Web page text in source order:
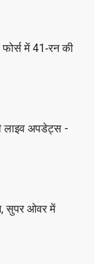
में 41‑रन की
लाइव अपडेट्स -
सुपर ओवर में